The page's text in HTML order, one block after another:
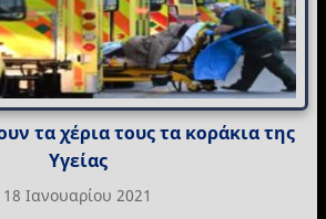
τα χέρια τους τα κοράκια της
Υγείας
18 Ιανουαρίου 2021